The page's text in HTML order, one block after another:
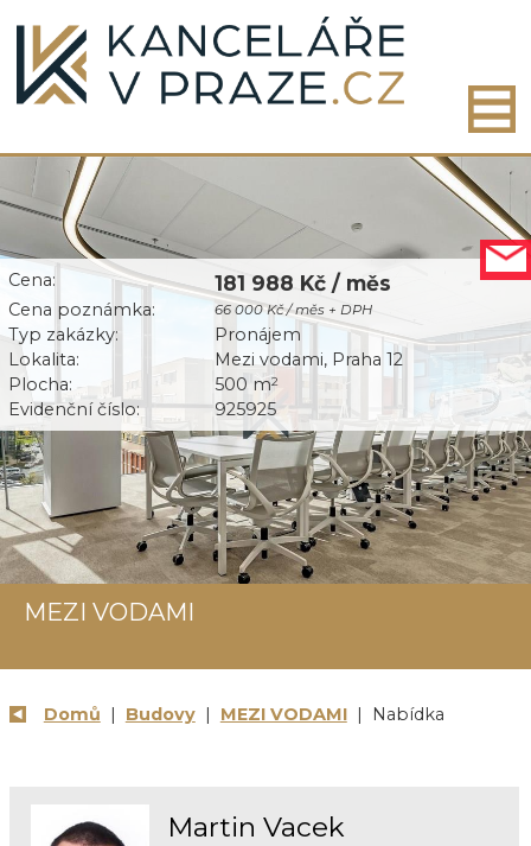
Cena: 181 988 Kč / měs
Cena poznámka: 66 000 Kč / měs + DPH
Typ zakázky:
Pronájem
Lokalita:
Mezi vodami, Praha 12
Plocha:
500 m2
Evidenční číslo: 925925
MEZI VODAMI
Domů | Budovy| MEZI VODAMI| Nabídka
Martin Vacek